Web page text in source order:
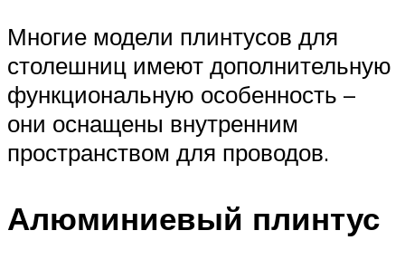
Многие модели плинтусов для
столешниц имеют дополнительную
функциональную особенность –
они оснащены внутренним
пространством для проводов.
Алюминиевый плинтус